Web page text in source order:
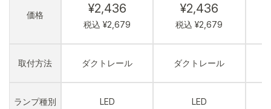
価格
取付方法
ランプ種別
¥2,436
税込 ¥2,679
ダクトレール
LED
¥2,436
税込 ¥2,679
ダクトレール
LED